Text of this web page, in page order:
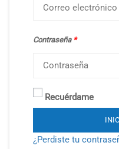
Contraseña *
Recuérdame
¿Perdiste tu